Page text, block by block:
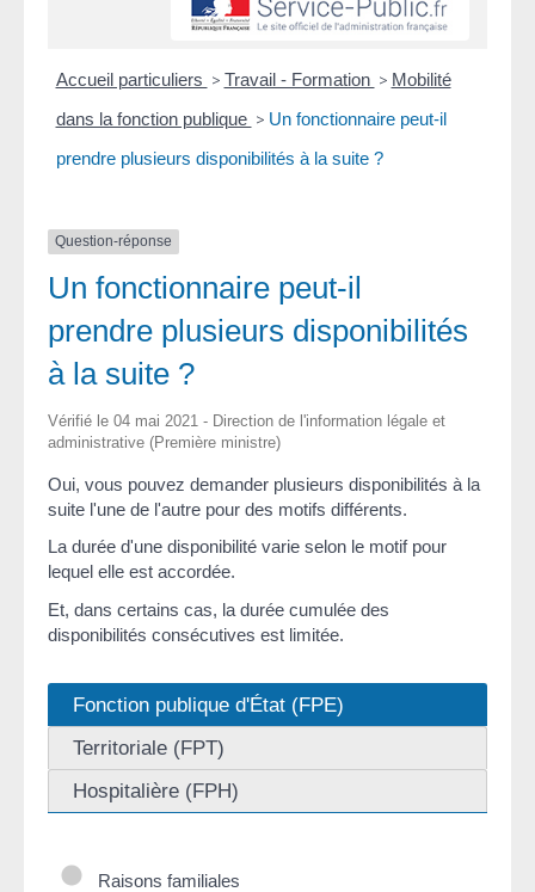
Accueil particuliers > Travail - Formation > Mobilité
dans la fonction publique > Un fonctionnaire peut-il
prendre plusieurs disponibilités à la suite ?
Question-réponse
Un fonctionnaire peut-il
prendre plusieurs disponibilités
à la suite ?
Vérifié le 04 mai 2021 - Direction de l'information légale et
administrative (Première ministre)
Oui, vous pouvez demander plusieurs disponibilités à la
suite l'une de l'autre pour des motifs différents.
La durée d'une disponibilité varie selon le motif pour
lequel elle est accordée.
Et, dans certains cas, la durée cumulée des
disponibilités consécutives est limitée.
Fonction publique d'État (FPE)
Territoriale (FPT)
Hospitalière (FPH)
Raisons familiales